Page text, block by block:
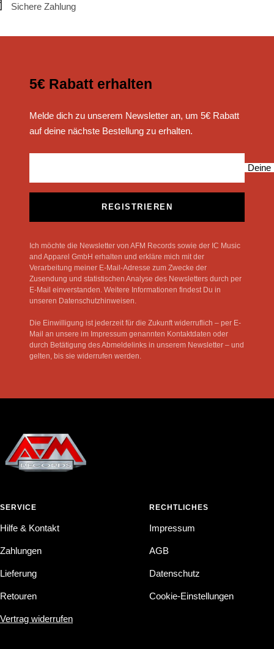
Sichere Zahlung
5€ Rabatt erhalten
Melde dich zu unserem Newsletter an, um 5€ Rabatt
auf deine nächste Bestellung zu erhalten.
Deine
REGISTRIEREN
Ich möchte die Newsletter von AFM Records sowie der IC Music
and Apparel GmbH erhalten und erkläre mich mit der
Verarbeitung meiner E-Mail-Adresse zum Zwecke der
Zusendung und statistischen Analyse des Newsletters durch per
E-Mail einverstanden. Weitere Informationen findest Du in
unseren Datenschutzhinweisen.
Die Einwilligung ist jederzeit für die Zukunft widerruflich – per E-
Mail an unsere im Impressum genannten Kontaktdaten oder
durch Betätigung des Abmeldelinks in unserem Newsletter – und
gelten, bis sie widerrufen werden.
SERVICE
Hilfe & Kontakt
Zahlungen
Lieferung
Retouren
Vertrag widerrufen
RECHTLICHES
Impressum
AGB
Datenschutz
Cookie-Einstellungen